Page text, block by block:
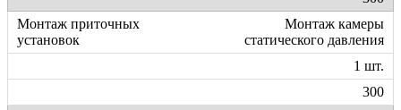
Монтаж камеры
статического давления
1 шт.
300